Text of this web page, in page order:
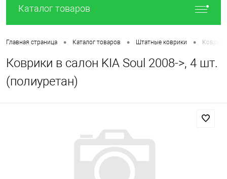
Каталог товаров
Главная страница • Каталог товаров • Штатные коврики •
Коврики в салон KIA Soul 2008->, 4 шт.
(полиуретан)